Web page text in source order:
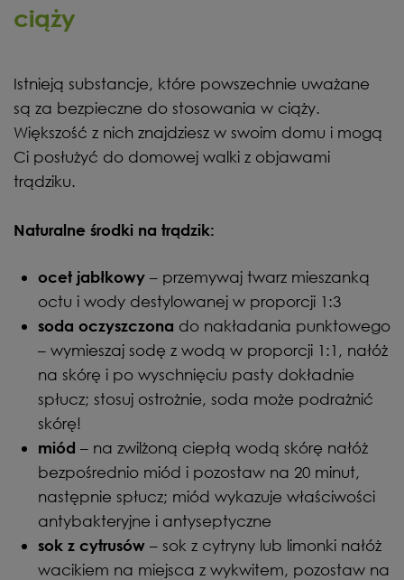
ciąży
Istnieją substancje, które powszechnie uważane
są za bezpieczne do stosowania w ciąży.
Większość z nich znajdziesz w swoim domu i mogą
Ci posłużyć do domowej walki z objawami
trądziku.
Naturalne środki na trądzik:
ocet jabłkowy – przemywaj twarz mieszanką
octu i wody destylowanej w proporcji 1:3
soda oczyszczona do nakładania punktowego
– wymieszaj sodę z wodą w proporcji 1:1, nałóż
na skórę i po wyschnięciu pasty dokładnie
spłucz; stosuj ostrożnie, soda może podrażnić
skórę!
miód – na zwilżoną ciepłą wodą skórę nałóż
bezpośrednio miód i pozostaw na 20 minut,
następnie spłucz; miód wykazuje właściwości
antybakteryjne i antyseptyczne
sok z cytrusów – sok z cytryny lub limonki nałóż
wacikiem na miejsca z wykwitem, pozostaw na